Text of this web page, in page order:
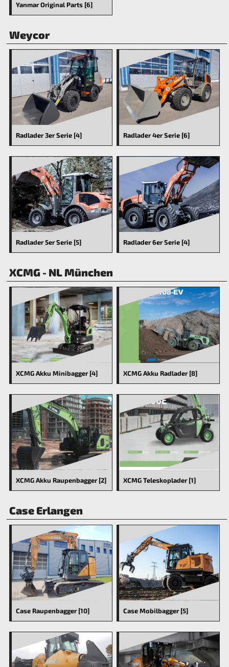
Yanmar Original Parts [6]
Weycor
Radlader 3er Serie [4] Radlader 4er Serie [6]
Radlader 5er Serie [5] Radlader 6er Serie [4]
XCMG - NL München
XCMG Akku Minibagger [4] XCMG Akku Radlader [8]
XCMG Akku Raupenbagger [2] XCMG Teleskoplader [1]
Case Erlangen
Case Raupenbagger [10] Case Mobilbagger [5]